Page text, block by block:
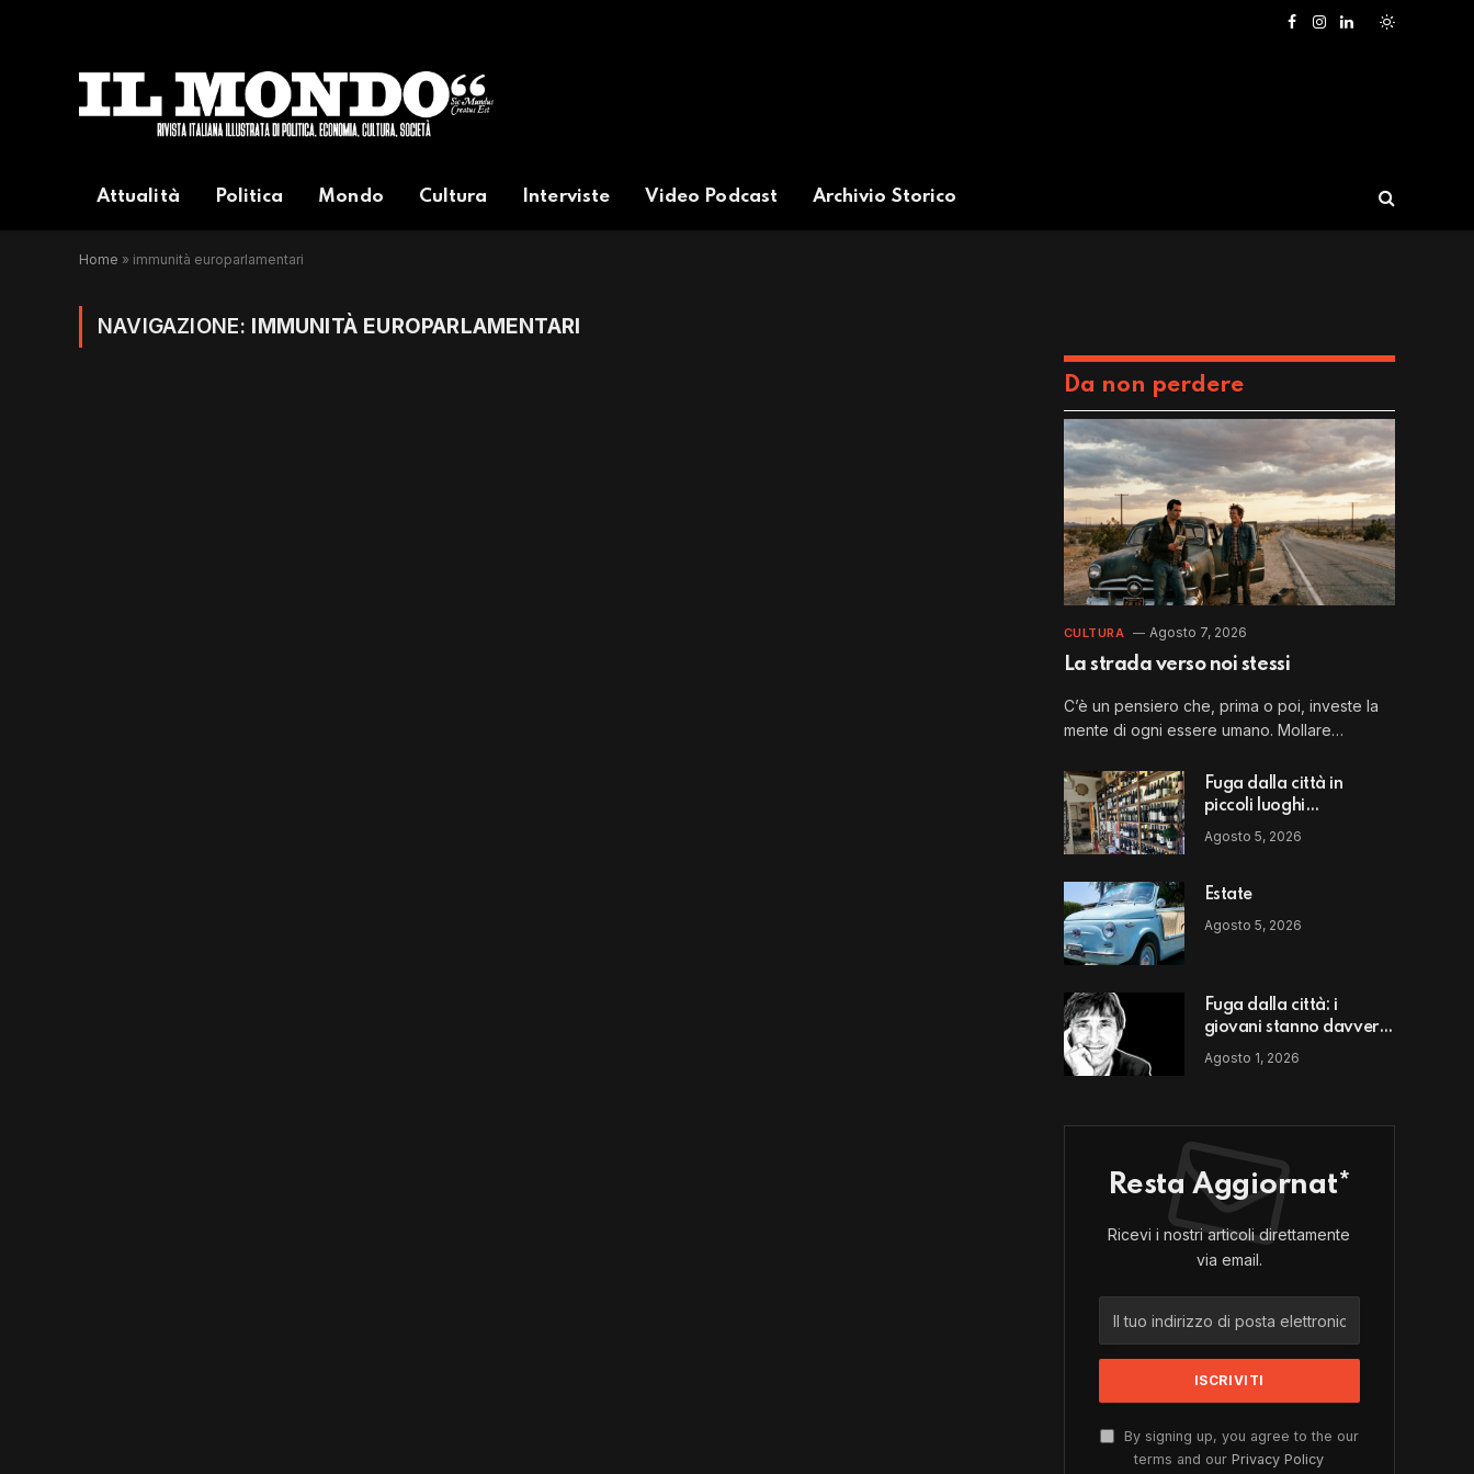
Facebook
Instagram
LinkedIn
Attualità Politica Mondo Cultura Interviste Video Podcast Archivio Storico
Home » immunità europarlamentari
NAVIGAZIONE: IMMUNITÀ EUROPARLAMENTARI
Da non perdere
CULTURA Agosto 7, 2026
La strada verso noi stessi
C’è un pensiero che, prima o poi, investe la
mente di ogni essere umano. Mollare…
Fuga dalla città in
piccoli luoghi
straordinari: il Perbacco
di Vito Puglia
Agosto 5, 2026
Estate
Agosto 5, 2026
Fuga dalla città: i
giovani stanno davvero
scappando da un luogo
o da un modello di vita?
Agosto 1, 2026
Resta Aggiornat*
Ricevi i nostri articoli direttamente
via email.
By signing up, you agree to the our
terms and ourPrivacy Policy